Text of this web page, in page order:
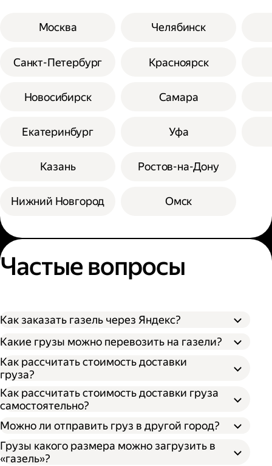
Москва
Санкт-Петербург
Новосибирск
Екатеринбург
Казань
Нижний Новгород
Челябинск
Красноярск
Самара
Уфа
Ростов-на-Дону
Омск
Частые вопросы
Как заказать газель через Яндекс?
Какие грузы можно перевозить на газели?
Как рассчитать стоимость доставки
груза?
Как рассчитать стоимость доставки груза
самостоятельно?
Можно ли отправить груз в другой город?
Грузы какого размера можно загрузить в
«газель»?